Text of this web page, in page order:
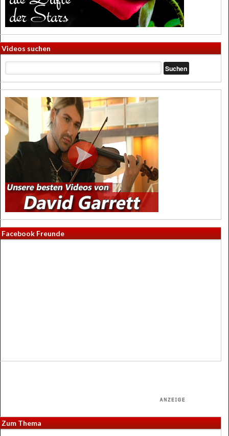
Videos suchen
Facebook Freunde
Zum Thema